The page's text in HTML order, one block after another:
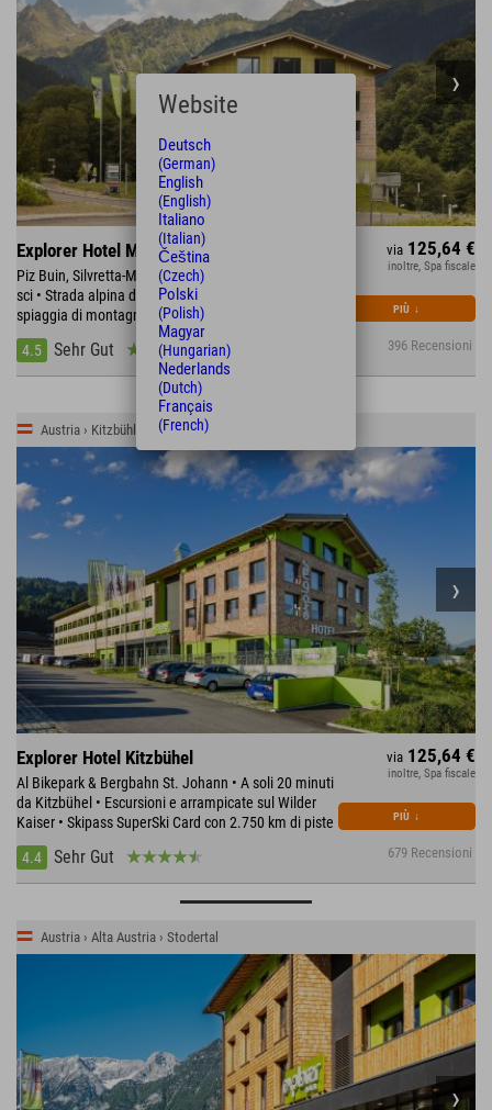
Explorer Hotel Montafon
Piz Buin, Silvretta-Montafon con 300 km di piste da
sci • Strada alpina del Silvretta • direttamente sulla
spiaggia di montagna, 270 km di piste ciclabili
4.5
Sehr Gut 396 Recensioni
via 125,64 €
inoltre, Spa fiscale
PIÙ ↓
Austria › Kitzbühler Alpen › St. Johann
Explorer Hotel Kitzbühel
Al Bikepark & Bergbahn St. Johann • A soli 20 minuti
da Kitzbühel • Escursioni e arrampicate sul Wilder
Kaiser • Skipass SuperSki Card con 2.750 km di piste
4.4
Sehr Gut 679 Recensioni
via 125,64 €
inoltre, Spa fiscale
PIÙ ↓
Austria › Alta Austria › Stodertal
Website
Deutsch
(German)
English
(English)
Italiano
(Italian)
Čeština
(Czech)
Polski
(Polish)
Magyar
(Hungarian)
Nederlands
(Dutch)
Français
(French)